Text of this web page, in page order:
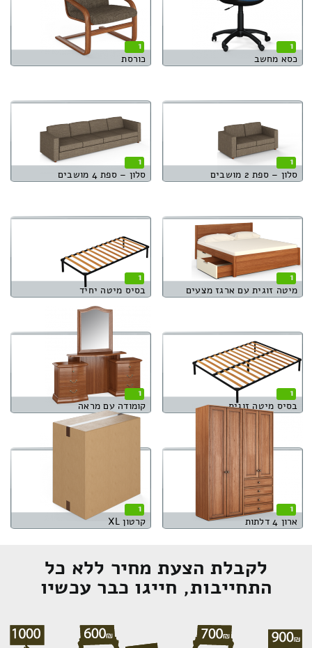
1
כסא מחשב
1
כורסת
1
סלון – ספת 2 מושבים
1
סלון – ספת 4 מושבים
1
מיטה זוגית עם ארגז מצעים
1
בסיס מיטה יחיד
1
בסיס מיטה זוגית
1
קומודה עם מראה
1
ארון 4 דלתות
1
קרטון XL
לקבלת הצעת מחיר ללא כל
התחייבות, חייגו כבר עכשיו